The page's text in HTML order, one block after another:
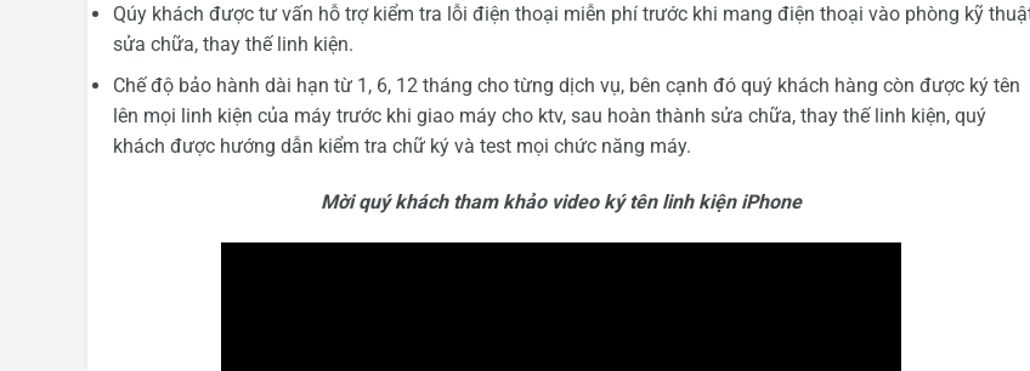
Qúy khách được tư vấn hỗ trợ kiểm tra lỗi điện thoại miễn phí trước khi mang điện thoại vào phòng kỹ
sửa chữa, thay thế linh kiện.
Chế độ bảo hành dài hạn từ 1, 6, 12 tháng cho từng dịch vụ, bên cạnh đó quý khách hàng còn được ký tên
lên mọi linh kiện của máy trước khi giao máy cho ktv, sau hoàn thành sửa chữa, thay thế linh kiện, quý
khách được hướng dẫn kiểm tra chữ ký và test mọi chức năng máy.
Mời quý khách tham khảo video ký tên linh kiện iPhone